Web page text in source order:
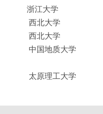
浙江大学
大学
大学
地质大学
理工大学